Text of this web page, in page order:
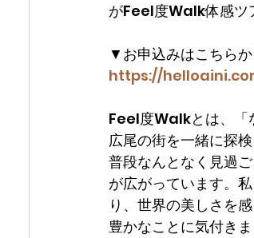
がFeel度Walk体感ツ
▼お申込みはこちら
https://
Feel度Walkとは、「
広尾の街を一緒に探
普段なんとなく見過
が広がっています。
り、世界の美しさを
豊かなことに気付きま